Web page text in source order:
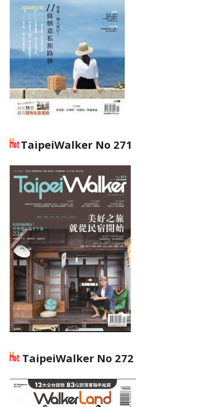
TaipeiWalker No 271
TaipeiWalker No 272